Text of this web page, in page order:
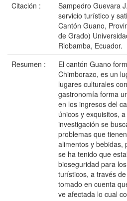
Citación :
Sampedro Guevara
servicio turístico y
Cantón Guano,
de Grado)
Riobamba, Ecuador.
Resumen :
El cantón Guano
Chimborazo, es un
lugares culturales
gastronomía forma
en los ingresos del
únicos y exquisitos,
investigación se
problemas que
alimentos y bebidas,
se ha tenido que
bioseguridad para
turísticos, a través
tomado en cuenta
ve afectada lo cual